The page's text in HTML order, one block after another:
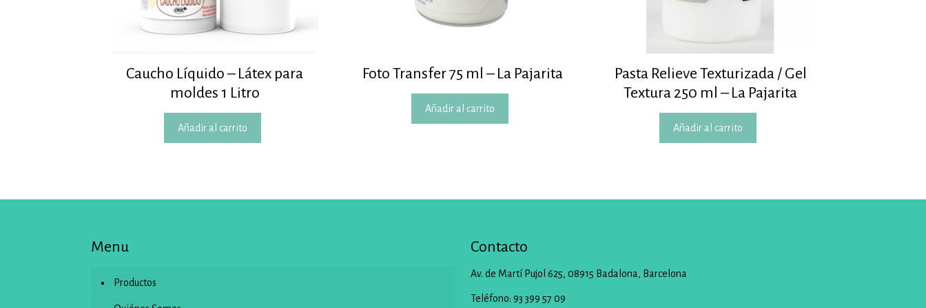
Caucho Líquido – Látex para
moldes 1 Litro
Añadir al carrito
Foto Transfer 75 ml – La Pajarita
Añadir al carrito
Pasta Relieve Texturizada / Gel
Textura 250 ml – La Pajarita
Añadir al carrito
Menu
Productos
Contacto
Av. de Martí Pujol 625, 08915 Badalona, Barcelona
Teléfono: 93 399 57 09